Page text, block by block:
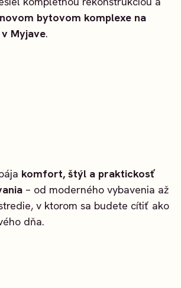
novom bytovom komplexe na
Myjave.
komfort, štýl a praktickosť
– od moderného vybavenia až
v ktorom sa budete cítiť ako
dňa.